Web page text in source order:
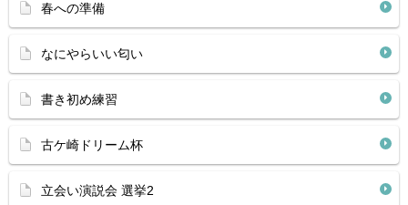
春への準備
なにやらいい匂い
書き初め練習
古ケ崎ドリーム杯
立会い演説会 選挙2